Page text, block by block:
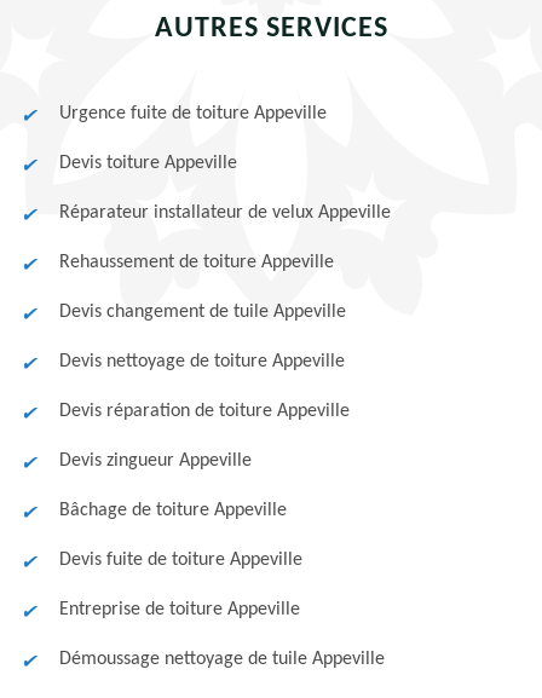
AUTRES SERVICES
Urgence fuite de toiture Appeville
Devis toiture Appeville
Réparateur installateur de velux Appeville
Rehaussement de toiture Appeville
Devis changement de tuile Appeville
Devis nettoyage de toiture Appeville
Devis réparation de toiture Appeville
Devis zingueur Appeville
Bâchage de toiture Appeville
Devis fuite de toiture Appeville
Entreprise de toiture Appeville
Démoussage nettoyage de tuile Appeville